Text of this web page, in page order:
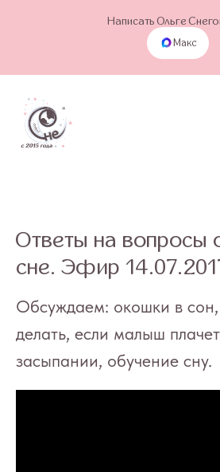
Написать Ольге
Макс
Ответы на вопросы
сне. Эфир
Обсуждаем: окошки в
делать, если малыш
засыпании, обучение сну.